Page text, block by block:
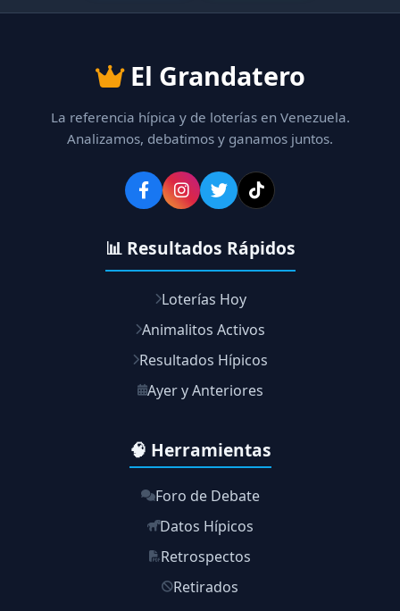
El Grandatero
La referencia hípica y de loterías en Venezuela.
Analizamos, debatimos y ganamos juntos.
📊 Resultados Rápidos
Loterías Hoy
Animalitos Activos
Resultados Hípicos
Ayer y Anteriores
🧠 Herramientas
Foro de Debate
Datos Hípicos
Retrospectos
Retirados